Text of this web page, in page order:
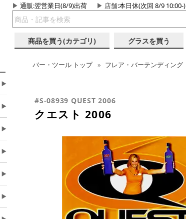
通販:翌営業日(8/9)出荷 店舗:本日休(次回 8/9 10:00-)
商品を買う(カテゴリ) グラスを買う
バー・ツール トップ フレア・バーテンディング
#S-08939 QUEST 2006
クエスト 2006